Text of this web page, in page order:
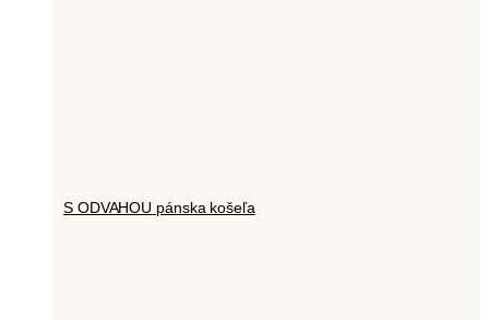
S ODVAHOU pánska košeľa